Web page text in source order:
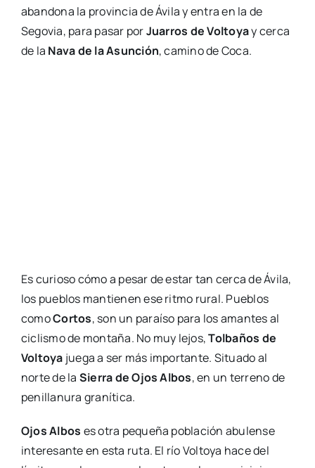
abandona la provincia de Ávila y entra en la de
Segovia, para pasar porJuarros de Voltoyay cerca
de la Nava de la Asunción, camino de Coca.
Es curioso cómo a pesar de estar tan cerca de Ávila,
los pueblos mantienen ese ritmo rural. Pueblos
comoCortos, son un paraíso para los amantes al
ciclismo de montaña. No muy lejos,Tolbaños de
Voltoya juega a ser más importante. Situado al
norte de la Sierra de Ojos Albos, en un terreno de
penillanura granítica.
Ojos Albos es otra pequeña población abulense
interesante en esta ruta. El río Voltoya hace del